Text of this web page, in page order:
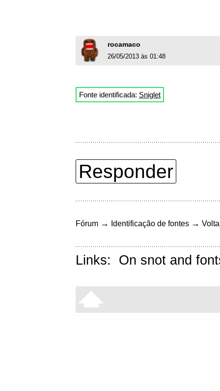
rocamaco
26/05/2013 às 01:48
Fonte identificada: Sniglet
Responder
Fórum → Identificação de fontes →
Links: On snot and